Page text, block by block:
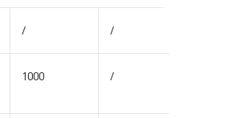
/ /
1000 /